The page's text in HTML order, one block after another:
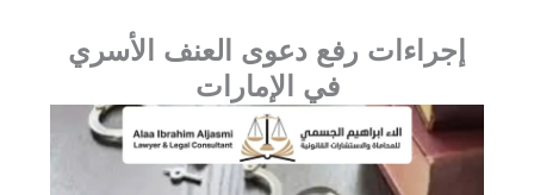
إجراءات رفع دعوى العنف الأسري
في الإمارات